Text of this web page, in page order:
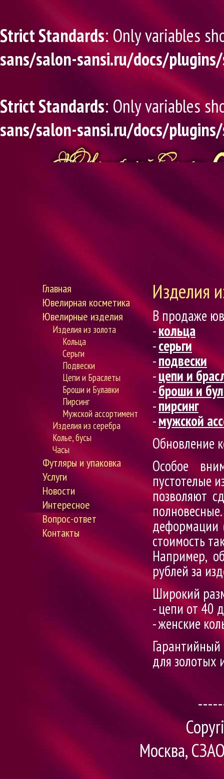
Strict Standards: Only variables
sans/salon-sansi.ru/docs/
Strict Standards: Only variables
sans/salon-sansi.ru/docs/
Главная
Ювелирная косметика
Ювелирные изделия
Изделия из золота
Кольца
Серьги
Подвески
Цепи и Браслеты
Броши и Булавки
Пирсинг
Мужской ассортимент
Изделия из серебра
Колье, бусы
Часы
Футляры и упаковка
Услуги
Новости
Интересное
Вопрос-ответ
Контакты
Изделия
В продаже
-кольца
-серьги
-подвески
-цепи и
-броши и
-пирсинг
-мужской
Обновление
Особое
пустотелые
позволяют
деформации
стоимость
Например,
рублей за
Широкий
- цепи от 40
- женские
для золотых
Москва,